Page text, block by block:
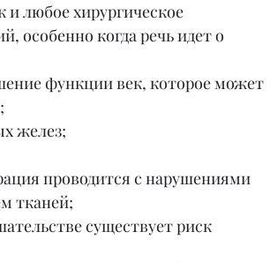
любое хирургическое
особенно когда речь идет о
функции век, которое может
желез;
проводится с нарушениями
тканей;
существует риск